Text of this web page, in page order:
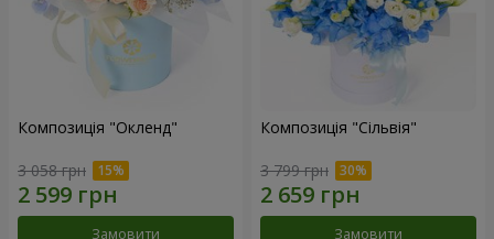
Композиція "Окленд"
3 058 грн
Замовити
Композиція "Сільвія"
3 799 грн
Замовити